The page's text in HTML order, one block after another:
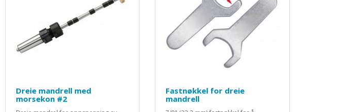
Dreie mandrell med
morsekon #2
Fastnøkkel for dreie
mandrell